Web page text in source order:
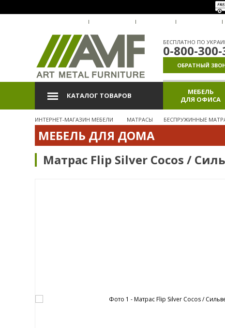
БЕСПЛАТНО ПО
0-800-300-
ОБРАТНЫЙ
КАТАЛОГ ТОВАРОВ
МЕБЕЛЬ
ДЛЯ ОФИСА
ИНТЕРНЕТ-МАГАЗИН МЕБЕЛИ МАТРАСЫ БЕСПРУЖИННЫЕ
МЕБЕЛЬ ДЛЯ ДОМА
Матрас Flip Silver Cocos /